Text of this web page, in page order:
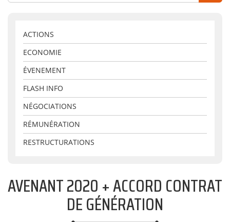
LA GAZETTE
BOITE À OUTILS
LIENS+
ARASC
CONTACT
ACTIONS
ECONOMIE
ÉVENEMENT
FLASH INFO
NÉGOCIATIONS
RÉMUNÉRATION
RESTRUCTURATIONS
AVENANT 2020 + ACCORD CONTRAT
DE GÉNÉRATION